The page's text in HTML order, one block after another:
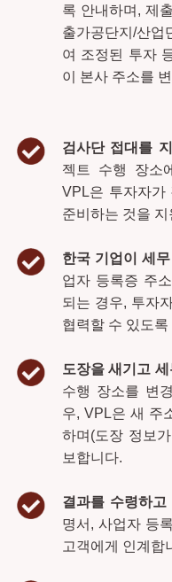
록 안내하며, 제
출가공단지/산
여 조정된 투자
이 본사 주소를
검사단 접대를
젝트 수행 장소
VPL은 투자자가
준비하는 것을 지
한국 기업이 세
업자 등록증 주
되는 경우, 투자
협력할 수 있도
도장을 새기고
수행 장소를 변
우, VPL은 새 주
하며(도장 정보
보합니다.
결과를 수령하
명서, 사업자 등
고객에게 인계합